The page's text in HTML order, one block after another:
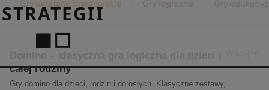
całej rodziny
Gry domino dla dzieci, rodzin i dorosłych. Klasyczne zestawy,
STRATEGII
⬛⬜